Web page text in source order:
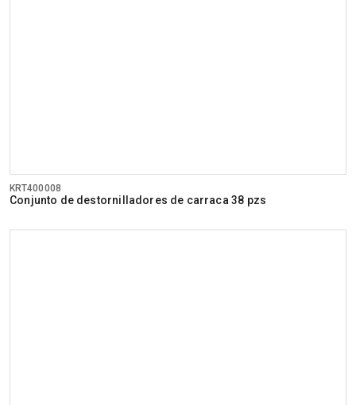
KRT400008
Conjunto de destornilladores de carraca 38 pzs